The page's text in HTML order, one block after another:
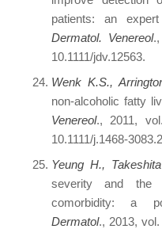
patients: an
Dermatol. Venereol
10.1111/jdv.12563.
Wenk K.S.,
non-alcoholic fatty
Venereol., 2011,
10.1111/j.1468-
Yeung H.,
severity and the
comorbidity: a
Dermatol., 2013,